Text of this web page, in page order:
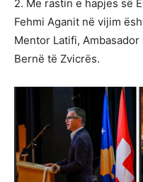
2. Me rastin e hapjes së
Fehmi Aganit në vijim
Mentor Latifi,
Bernë të Zvicrës.